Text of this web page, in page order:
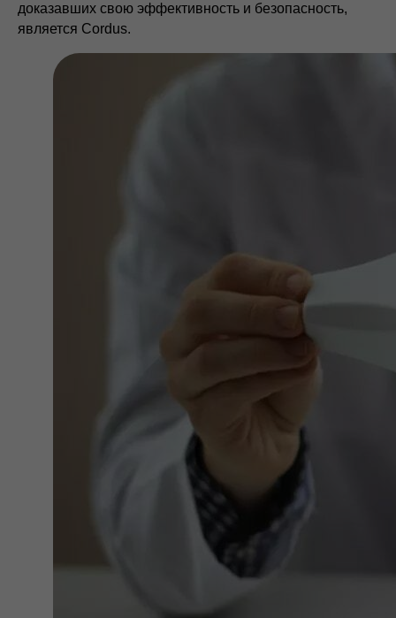
доказавших свою эффективность и безопасность,
является Cordus.